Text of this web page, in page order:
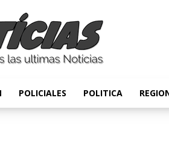
POLICIALES POLITICA